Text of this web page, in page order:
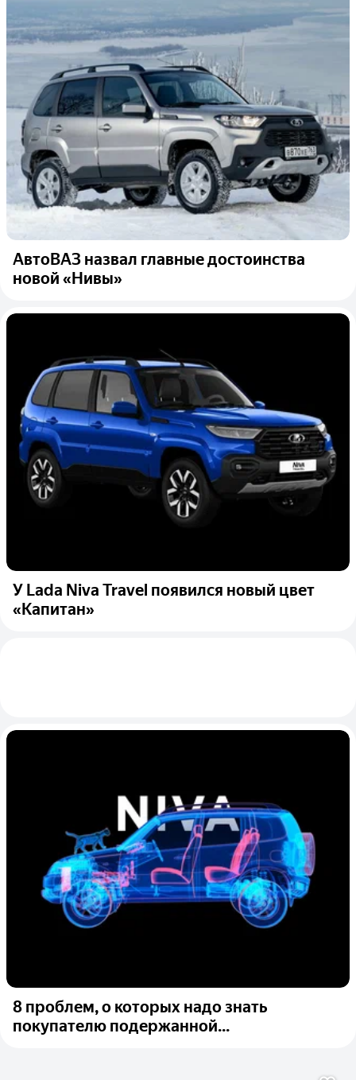
АвтоВАЗ назвал главные достоинства
новой «Нивы»
У Lada Niva Travel появился новый цвет
«Капитан»
8 проблем, о которых надо знать
покупателю подержанной...